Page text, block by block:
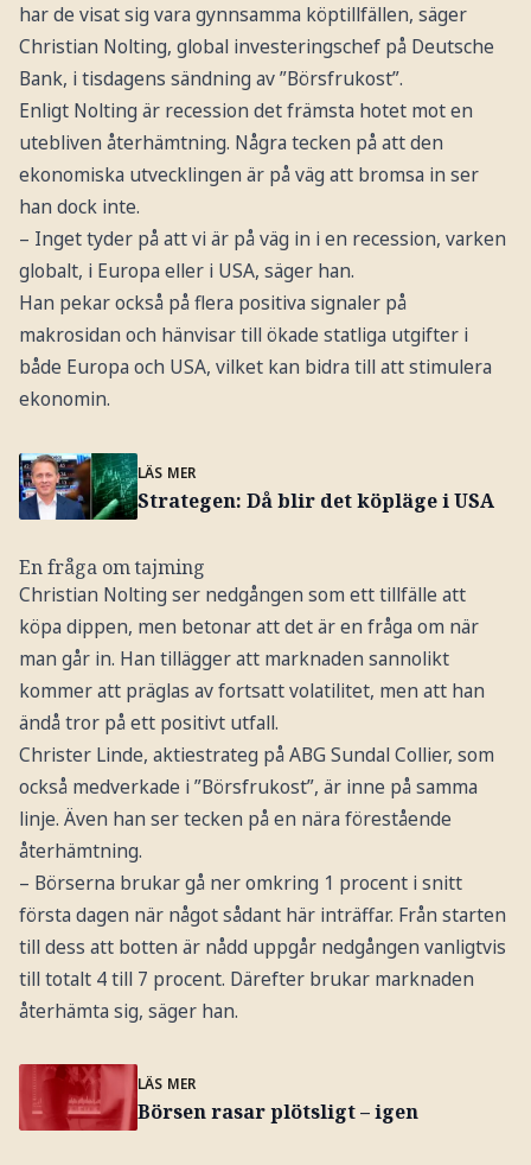
har de visat sig vara gynnsamma köptillfällen, säger
Christian Nolting, global investeringschef på Deutsche
Bank, i tisdagens sändning av ”Börsfrukost”.
Enligt Nolting är recession det främsta hotet mot en
utebliven återhämtning. Några tecken på att den
ekonomiska utvecklingen är på väg att bromsa in ser
han dock inte.
– Inget tyder på att vi är på väg in i en recession, varken
globalt, i Europa eller i USA, säger han.
Han pekar också på flera positiva signaler på
makrosidan och hänvisar till ökade statliga utgifter i
både Europa och USA, vilket kan bidra till att stimulera
ekonomin.
LÄS MER
Strategen: Då blir det köpläge i USA
En fråga om tajming
Christian Nolting ser nedgången som ett tillfälle att
köpa dippen, men betonar att det är en fråga om när
man går in. Han tillägger att marknaden sannolikt
kommer att präglas av fortsatt volatilitet, men att han
ändå tror på ett positivt utfall.
Christer Linde, aktiestrateg på ABG Sundal Collier, som
också medverkade i ”Börsfrukost”, är inne på samma
linje. Även han ser tecken på en nära förestående
återhämtning.
– Börserna brukar gå ner omkring 1 procent i snitt
första dagen när något sådant här inträffar. Från starten
till dess att botten är nådd uppgår nedgången vanligtvis
till totalt 4 till 7 procent. Därefter brukar marknaden
återhämta sig, säger han.
LÄS MER
Börsen rasar plötsligt – igen